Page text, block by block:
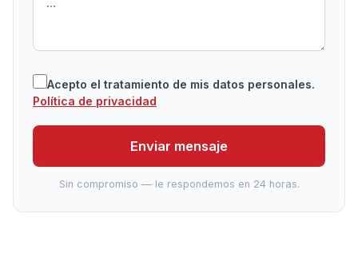
Acepto el tratamiento de mis datos personales.
Política de privacidad
Enviar mensaje
Sin compromiso — le respondemos en 24 horas.